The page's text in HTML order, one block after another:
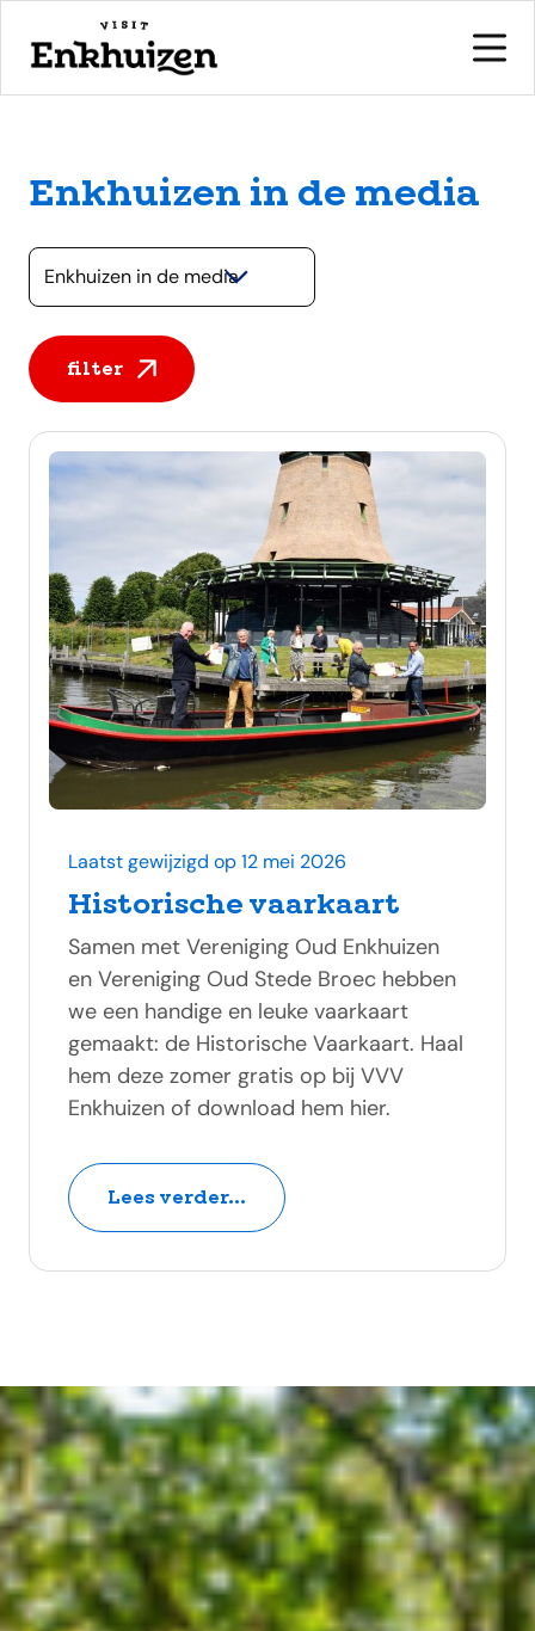
naar de inhoud
Enkhuizen in de media
Selecteer een categorie
filter
Historische vaarkaart
Laatst gewijzigd op 12 mei 2026
Samen met Vereniging Oud Enkhuizen
en Vereniging Oud Stede Broec hebben
we een handige en leuke vaarkaart
gemaakt: de Historische Vaarkaart. Haal
hem deze zomer gratis op bij VVV
Enkhuizen of download hem hier.
Lees verder...